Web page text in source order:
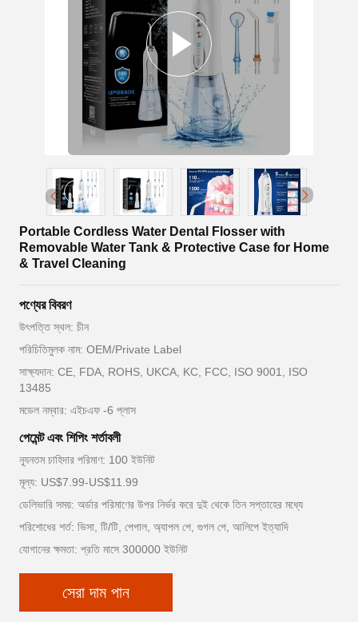
Portable Cordless Water Dental Flosser with
Removable Water Tank & Protective Case for Home
& Travel Cleaning
পণ্যের বিবরণ
উৎপত্তি স্থল: চীন
পরিচিতিমুলক নাম: OEM/Private Label
সাক্ষ্যদান: CE, FDA, ROHS, UKCA, KC, FCC, ISO 9001, ISO
13485
মডেল নম্বার: এইচএফ -6 প্লাস
পেমেন্ট এবং শিপিং শর্তাবলী
ন্যূনতম চাহিদার পরিমাণ: 100 ইউনিট
মূল্য: US$7.99-US$11.99
ডেলিভারি সময়: অর্ডার পরিমাণের উপর নির্ভর করে দুই থেকে তিন সপ্তাহের মধ্যে
পরিশোধের শর্ত: ভিসা, টি/টি, পেপাল, অ্যাপল পে, গুগল পে, আলিপে ইত্যাদি
যোগানের ক্ষমতা: প্রতি মাসে 300000 ইউনিট
সেরা দাম পান